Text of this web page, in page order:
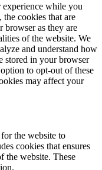
while you
cookies that are
browser as they are
of the website. We
and understand how
stored in your browser
to opt-out of these
may affect your
the website to
cookies that ensures
the website. These